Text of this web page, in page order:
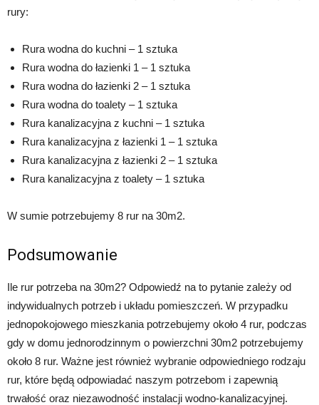
rury:
Rura wodna do kuchni – 1 sztuka
Rura wodna do łazienki 1 – 1 sztuka
Rura wodna do łazienki 2 – 1 sztuka
Rura wodna do toalety – 1 sztuka
Rura kanalizacyjna z kuchni – 1 sztuka
Rura kanalizacyjna z łazienki 1 – 1 sztuka
Rura kanalizacyjna z łazienki 2 – 1 sztuka
Rura kanalizacyjna z toalety – 1 sztuka
W sumie potrzebujemy 8 rur na 30m2.
Podsumowanie
Ile rur potrzeba na 30m2? Odpowiedź na to pytanie zależy od
indywidualnych potrzeb i układu pomieszczeń. W przypadku
jednopokojowego mieszkania potrzebujemy około 4 rur, podczas
gdy w domu jednorodzinnym o powierzchni 30m2 potrzebujemy
około 8 rur. Ważne jest również wybranie odpowiedniego rodzaju
rur, które będą odpowiadać naszym potrzebom i zapewnią
trwałość oraz niezawodność instalacji wodno-kanalizacyjnej.